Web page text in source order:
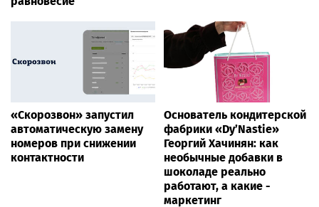
«Скорозвон» запустил
автоматическую замену
номеров при снижении
контактности
Основатель кондитерской
фабрики «Dy’Nastie»
Георгий Хачинян: как
необычные добавки в
шоколаде реально
работают, а какие -
маркетинг